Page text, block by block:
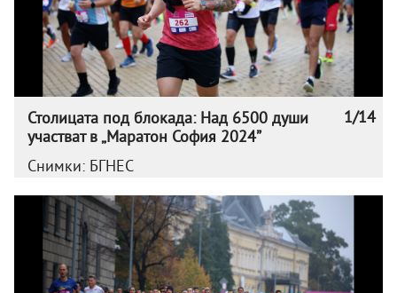
1/14
Столицата под блокада: Над 6500 души
участват в „Маратон София 2024”
Снимки: БГНЕС